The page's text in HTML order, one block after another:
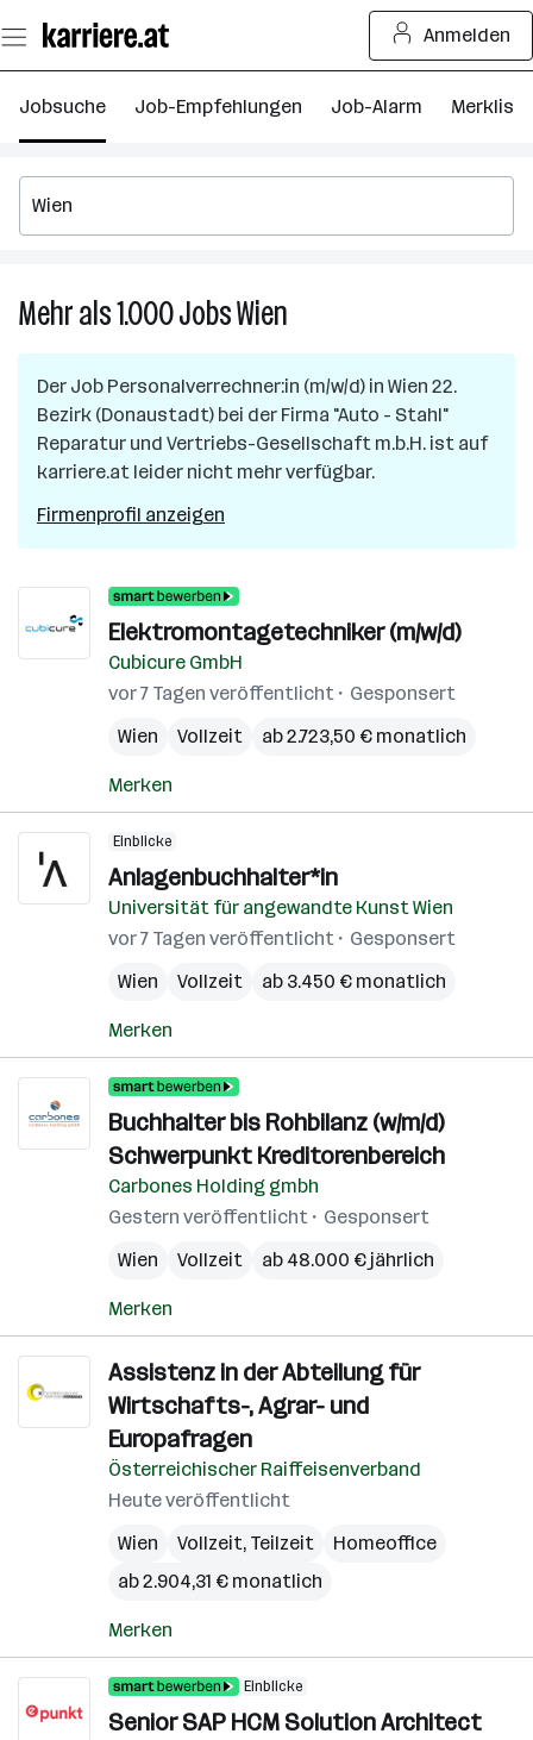
Seiteninhalt
springen
Anmelden
Jobsuche Job-Empfehlungen Job-Alarm Merkliste
Mehr als 1.000JobsWien
Jobs
in
Wien
Der Job Personalverrechner:in (m/w/d) in Wien 22.
Bezirk (Donaustadt) bei der Firma "Auto - Stahl"
Reparatur und Vertriebs-Gesellschaft m.b.H. ist auf
karriere.at leider nicht mehr verfügbar.
Firmenprofil anzeigen
Elektromontagetechniker (m/w/d)
Cubicure GmbH
vor 7 Tagen veröffentlicht
Gesponsert
Wien
Vollzeit ab 2.723,50 € monatlich
Merken
Einblicke
Anlagenbuchhalter*in
Universität für angewandte Kunst Wien
vor 7 Tagen veröffentlicht
Gesponsert
Wien
Vollzeit ab 3.450 € monatlich
Merken
Buchhalter bis Rohbilanz (w/m/d)
Schwerpunkt Kreditorenbereich
Carbones Holding gmbh
Gestern veröffentlicht
Gesponsert
Wien
Vollzeit ab 48.000 € jährlich
Merken
Assistenz in der Abteilung für
Wirtschafts-, Agrar- und
Europafragen
Österreichischer Raiffeisenverband
Heute veröffentlicht
Wien
Vollzeit, Teilzeit
Homeoffice
ab 2.904,31 € monatlich
Merken
Einblicke
Senior SAP HCM Solution Architect